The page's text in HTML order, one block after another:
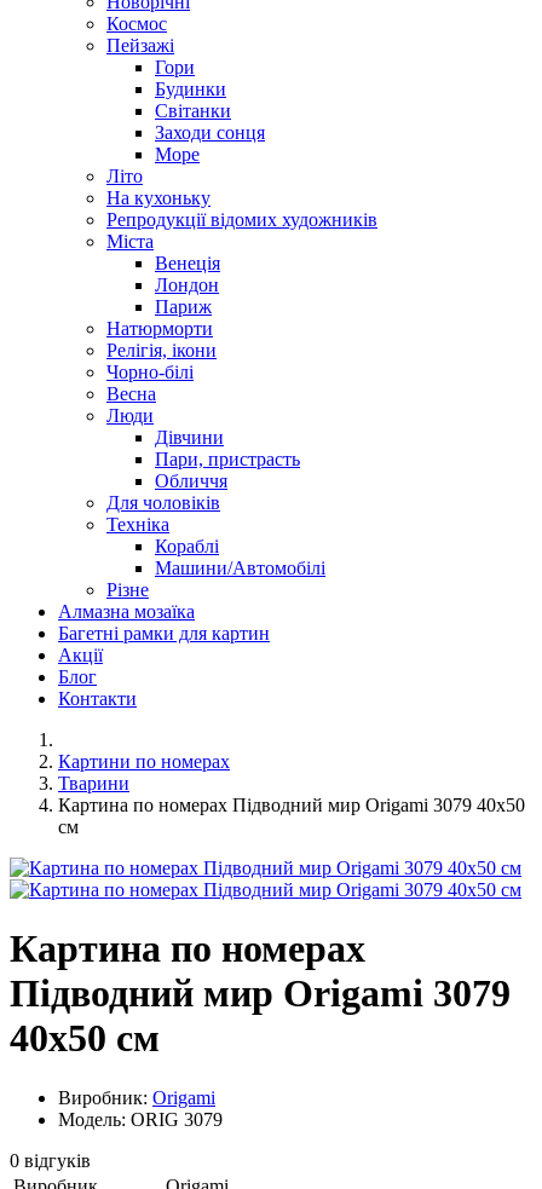
Космос
Пейзажі
Гори
Будинки
Світанки
Заходи сонця
Море
Літо
На кухоньку
Репродукції відомих художників
Міста
Венеція
Лондон
Париж
Натюрморти
Релігія, ікони
Чорно-білі
Весна
Люди
Дівчини
Пари, пристрасть
Обличчя
Для чоловіків
Техніка
Кораблі
Машини/Автомобілі
Різне
Алмазна мозаїка
Багетні рамки для картин
Акції
Блог
Контакти
Картини по номерах
Тварини
Картина по номерах Підводний мир Origami 3079 40x50
см
Картина по номерах
Підводний мир Origami 3079
40x50 см
Виробник: Origami
Модель: ORIG 3079
0 відгуків